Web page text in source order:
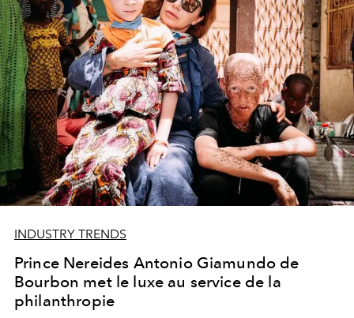
soins de la peau extrêmement sophistiquée lors de la
semaine de la haute couture. L’essence de la collection
NEREIDES Diamond Elixir Haute-Rejuvenation est le
résultat de la fusion alchimique des valeurs et des codes
typiquement du savoir-faire du luxe avec la science
cosmétique suisse la plus sophistiquée.
INDUSTRY TRENDS
Prince Nereides Antonio Giamundo de
Bourbon met le luxe au service de la
philanthropie